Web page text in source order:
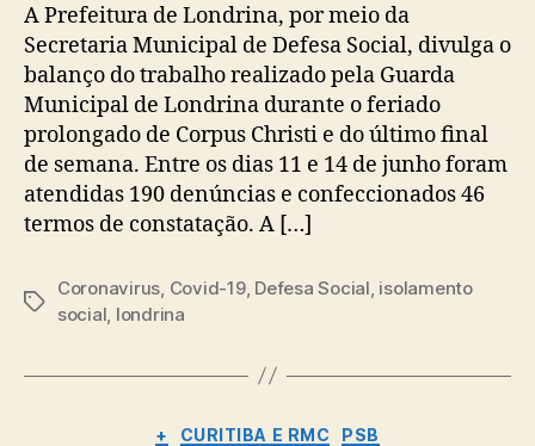
A Prefeitura de Londrina, por meio da
Secretaria Municipal de Defesa Social, divulga o
balanço do trabalho realizado pela Guarda
Municipal de Londrina durante o feriado
prolongado de Corpus Christi e do último final
de semana. Entre os dias 11 e 14 de junho foram
atendidas 190 denúncias e confeccionados 46
termos de constatação. A […]
Tags
Coronavirus, Covid-19, Defesa Social, isolamento
social, londrina
Categorias
+ CURITIBA E RMC PSB